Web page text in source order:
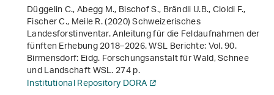
Düggelin C., Abegg M., Bischof S., Brändli U.B., Cioldi F.,
Fischer C., Meile R. (2020)Schweizerisches
Landesforstinventar. Anleitung für die Feldaufnahmen der
fünften Erhebung 2018–2026. WSL Berichte: Vol. 90.
Birmensdorf: Eidg. Forschungsanstalt für Wald, Schnee
und Landschaft WSL. 274 p.
Institutional Repository DORA